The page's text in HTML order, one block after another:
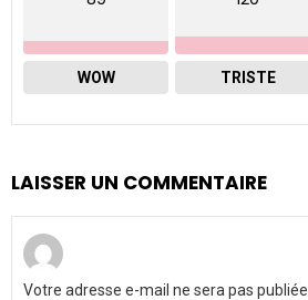
WOW TRISTE
LAISSER UN COMMENTAIRE
Votre adresse e-mail ne sera pas publiée.